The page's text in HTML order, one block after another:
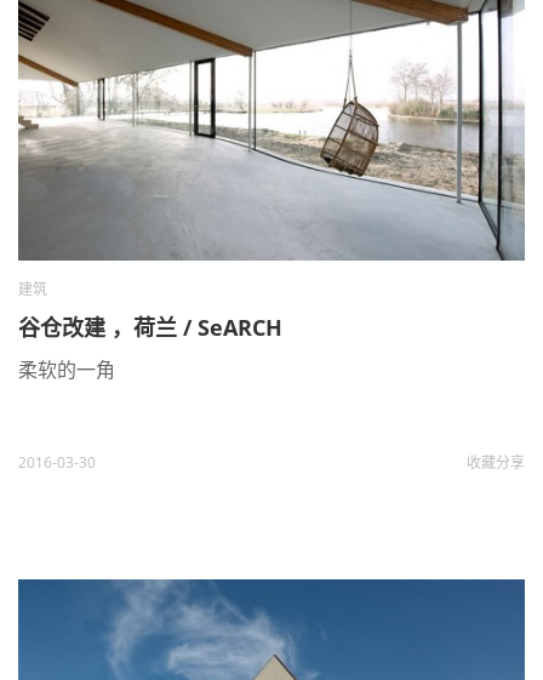
建筑
谷仓改建 ，荷兰 / SeARCH
柔软的一角
2016-03-30 收藏分享